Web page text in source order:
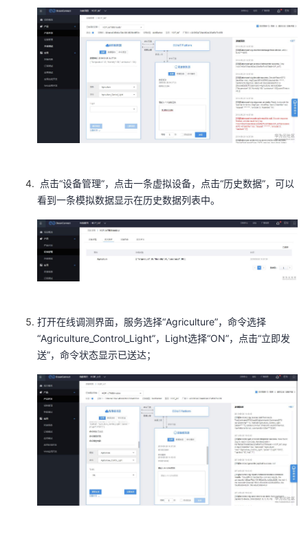
点击“设备管理”，点击一条虚拟设备，点击“历史数据”，可以
看到一条模拟数据显示在历史数据列表中。
打开在线调测界面，服务选择“Agriculture”，命令选择
“Agriculture_Control_Light”，Light选择“ON”，点击“立即发
送”，命令状态显示已送达；